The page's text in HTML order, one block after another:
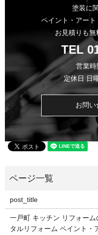
塗装に
ペイント・アート
お見積りも無
TEL
営業
定休日 日
お問い
post_title
一戸町 キッチン リフォー
タルリフォーム ペイント・